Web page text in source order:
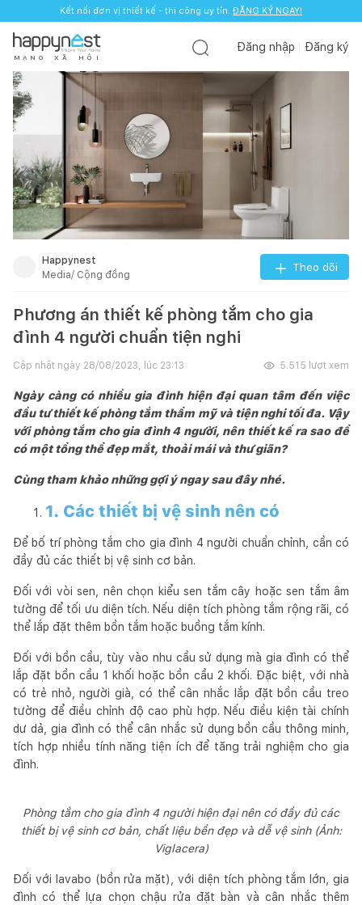
Kết nối đơn vị thiết kế - thi công uy tín. ĐĂNG KÝ NGAY!
M Ạ N G X Ã H Ộ I
Đăng nhập Đăng ký
Happynest
Media/ Cộng đồng
Theo dõi
Phương án thiết kế phòng tắm cho gia
đình 4 người chuẩn tiện nghi
Cập nhật ngày 28/08/2023, lúc 23:13 5.515 lượt xem
Ngày càng có nhiều gia đình hiện đại quan tâm đến việc
đầu tư thiết kế phòng tắm thẩm mỹ và tiện nghi tối đa. Vậy
với phòng tắm cho gia đình 4 người, nên thiết kế ra sao để
có một tổng thể đẹp mắt, thoải mái và thư giãn?
Cùng tham khảo những gợi ý ngay sau đây nhé.
1. Các thiết bị vệ sinh nên có
Để bố trí phòng tắm cho gia đình 4 người chuẩn chỉnh, cần có
đầy đủ các thiết bị vệ sinh cơ bản.
Đối với vòi sen, nên chọn kiểu sen tắm cây hoặc sen tắm âm
tường để tối ưu diện tích. Nếu diện tích phòng tắm rộng rãi, có
thể lắp đặt thêm bồn tắm hoặc buồng tắm kính.
Đối với bồn cầu, tùy vào nhu cầu sử dụng mà gia đình có thể
lắp đặt bồn cầu 1 khối hoặc bồn cầu 2 khối. Đặc biệt, với nhà
có trẻ nhỏ, người già, có thể cân nhắc lắp đặt bồn cầu treo
tường để điều chỉnh độ cao phù hợp. Nếu điều kiện tài chính
dư dả, gia đình có thể cân nhắc sử dụng bồn cầu thông minh,
tích hợp nhiều tính năng tiện ích để tăng trải nghiệm cho gia
đình.
Phòng tắm cho gia đình 4 người hiện đại nên có đầy đủ các
thiết bị vệ sinh cơ bản, chất liệu bền đẹp và dễ vệ sinh (Ảnh:
Viglacera)
Đối với lavabo (bồn rửa mặt), với diện tích phòng tắm lớn, gia
đình có thể lựa chọn chậu rửa đặt bàn và cân nhắc thêm